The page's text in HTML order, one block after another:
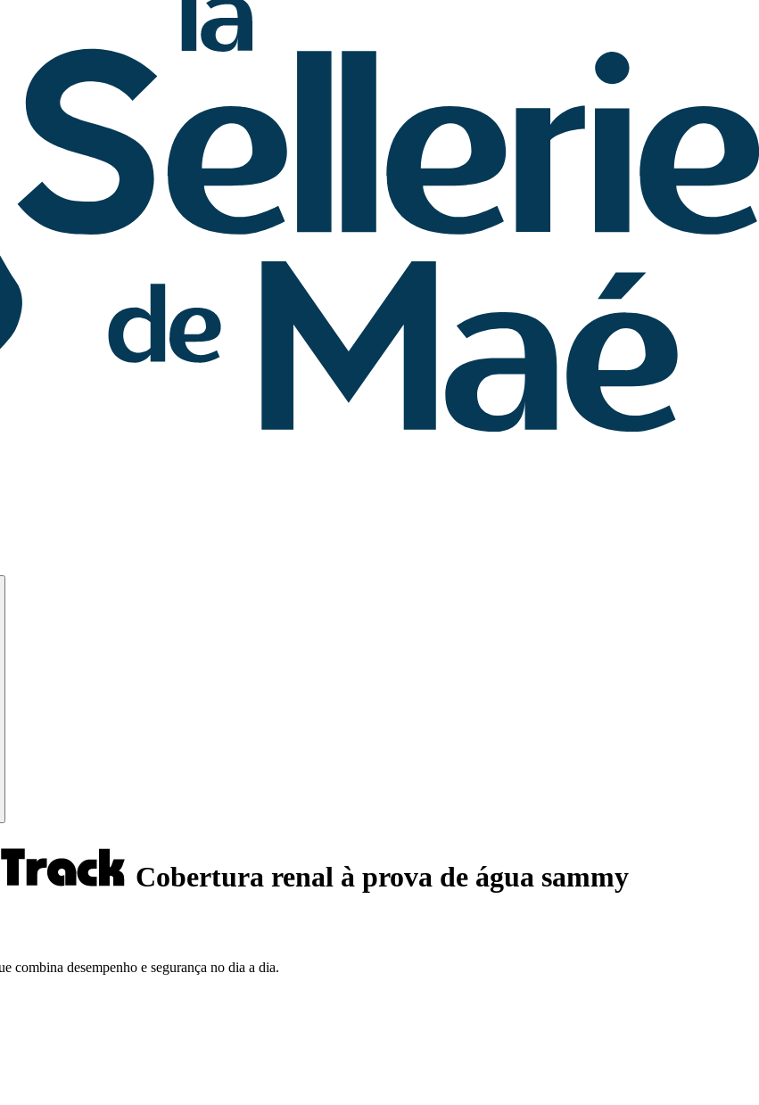
Cobertura renal à prova de água sammy
combina desempenho e segurança no dia a dia.